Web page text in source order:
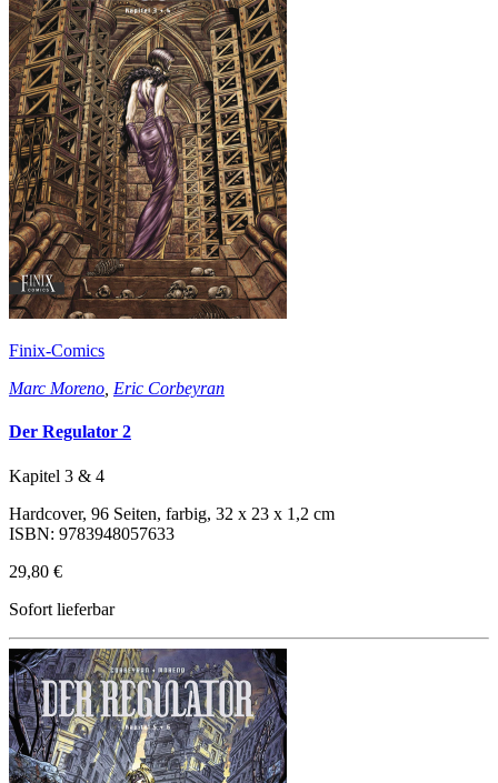
Finix-Comics
Marc Moreno Eric Corbeyran
Der Regulator 2
Kapitel 3 & 4
Hardcover, 96 Seiten, farbig, 32 x 23 x 1,2 cm
ISBN: 9783948057633
29,80 €
Sofort lieferbar